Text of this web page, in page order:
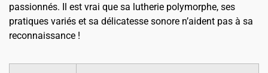
passionnés. Il est vrai que sa lutherie polymorphe, ses
pratiques variés et sa délicatesse sonore n’aident pas à sa
reconnaissance !